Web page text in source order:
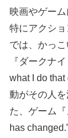
映画やゲー
特にアクシ
では、かっ
『ダークナ
what I do
動がその人
た、ゲーム
has